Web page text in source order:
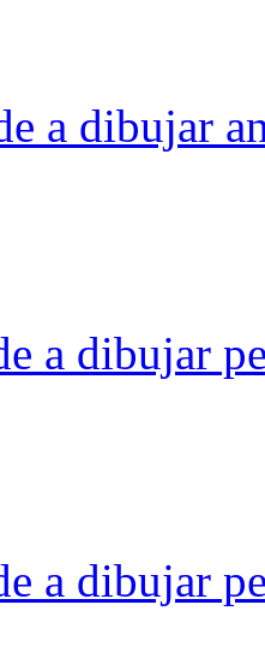
a dibujar
a dibujar
a dibujar